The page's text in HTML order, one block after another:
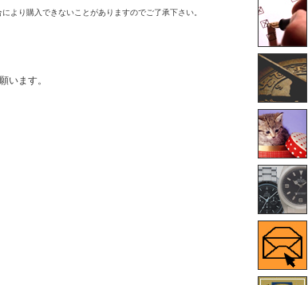
より購入できないことがありますのでご了承下さい。
います。